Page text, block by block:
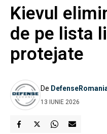
Kievul
de pe lista
protejate
De
13 IUNIE 2026